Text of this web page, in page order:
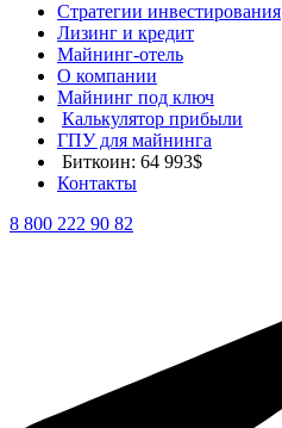
Стратегии инвестирования
Лизинг и кредит
Майнинг-отель
О компании
Майнинг под ключ
Калькулятор прибыли
ГПУ для майнинга
Биткоин: 64 993$
Контакты
8 800 222 90 82